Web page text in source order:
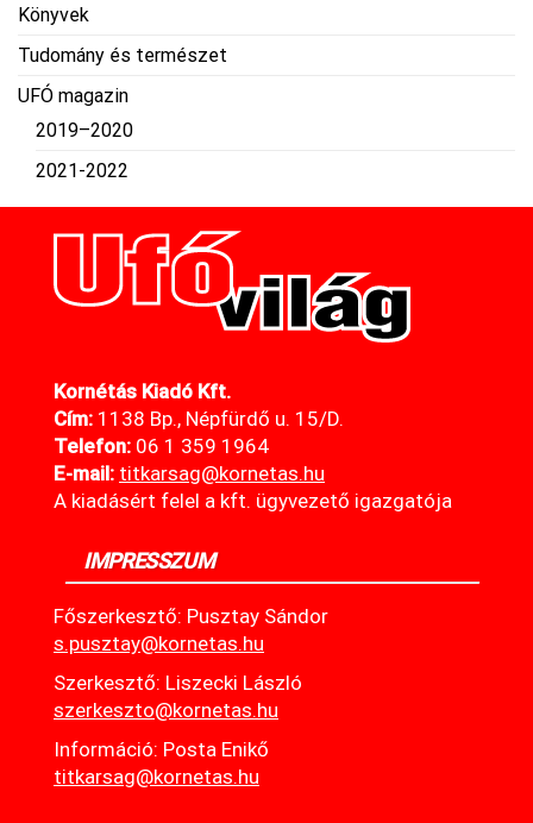
Könyvek
Tudomány és természet
UFÓ magazin
2019–2020
2021-2022
Kornétás Kiadó Kft.
Cím: 1138 Bp., Népfürdő u. 15/D.
Telefon: 06 1 359 1964
E-mail: titkarsag@kornetas.hu
A kiadásért felel a kft. ügyvezető igazgatója
IMPRESSZUM
Főszerkesztő: Pusztay Sándor
s.pusztay@kornetas.hu
Szerkesztő: Liszecki László
szerkeszto@kornetas.hu
Információ: Posta Enikő
titkarsag@kornetas.hu